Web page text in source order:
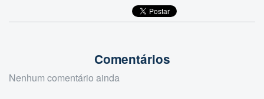
Comentários
Nenhum comentário ainda